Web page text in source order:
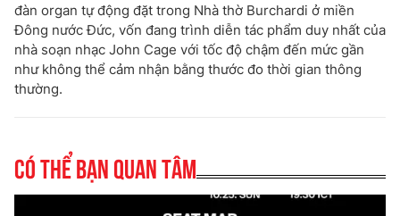
đàn organ tự động đặt trong Nhà thờ Burchardi ở miền
Đông nước Đức, vốn đang trình diễn tác phẩm duy nhất của
nhà soạn nhạc John Cage với tốc độ chậm đến mức gần
như không thể cảm nhận bằng thước đo thời gian thông
thường.
Có thể bạn quan tâm